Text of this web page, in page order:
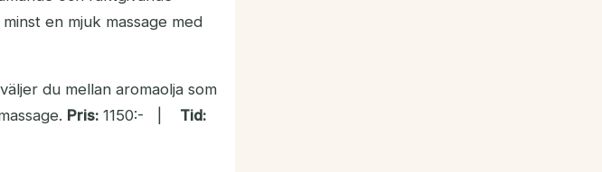
en mjuk massage med
du mellan aromaolja som
Pris: 1150:- | Tid: